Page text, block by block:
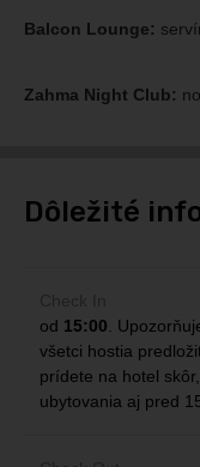
Balcon Lounge:
Zahma Night Club:
Dôležité
od 15:00.
všetci hostia
prídete na hotel
ubytovania aj pred